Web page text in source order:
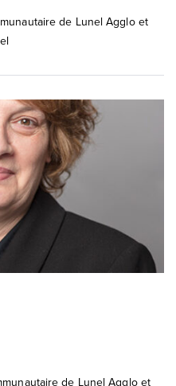
de Lunel Agglo et
de Lunel Agglo et